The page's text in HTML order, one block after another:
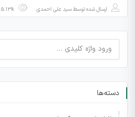
ارسال شده توسطسید علی احمدی
جستجو
برای:
دسته‌ها